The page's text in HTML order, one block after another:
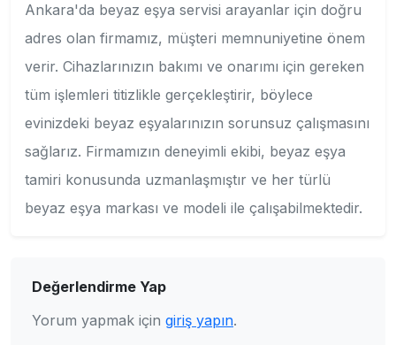
Ankara'da beyaz eşya servisi arayanlar için doğru
adres olan firmamız, müşteri memnuniyetine önem
verir. Cihazlarınızın bakımı ve onarımı için gereken
tüm işlemleri titizlikle gerçekleştirir, böylece
evinizdeki beyaz eşyalarınızın sorunsuz çalışmasını
sağlarız. Firmamızın deneyimli ekibi, beyaz eşya
tamiri konusunda uzmanlaşmıştır ve her türlü
beyaz eşya markası ve modeli ile çalışabilmektedir.
Değerlendirme Yap
Yorum yapmak için giriş yapın.